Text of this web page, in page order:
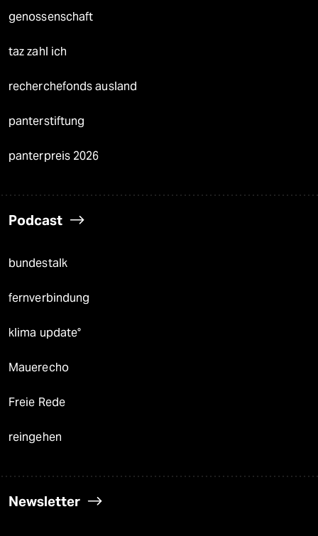
genossenschaft
taz zahl ich
recherchefonds ausland
panterstiftung
panterpreis 2026
Podcast
bundestalk
fernverbindung
klima update°
Mauerecho
Freie Rede
reingehen
Newsletter